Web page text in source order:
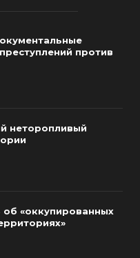
против
неторопливый
«оккупированных